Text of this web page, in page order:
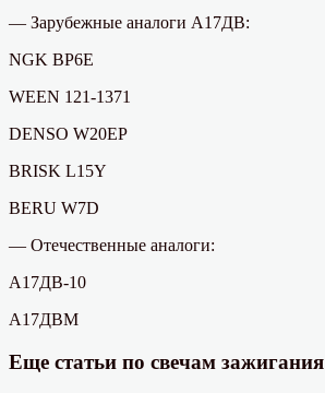
— Зарубежные аналоги А17ДВ:
NGK BP6E
WEEN 121-1371
DENSO W20EP
BRISK L15Y
BERU W7D
— Отечественные аналоги:
А17ДВ-10
А17ДВМ
Еще статьи по свечам зажигания